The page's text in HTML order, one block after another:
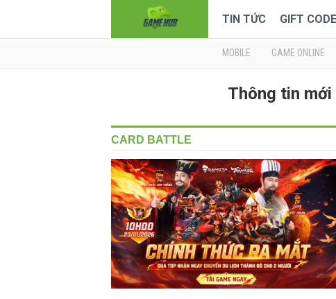
TIN TỨC GIFT CODE
MOBILE GAME ONLINE
Thông tin mới
CARD BATTLE